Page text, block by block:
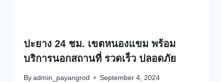
ปะยาง 24 ชม. เขตหนองแขม พร้อม
บริการนอกสถานที่ รวดเร็ว ปลอดภัย
By admin_payangrod September 4, 2024